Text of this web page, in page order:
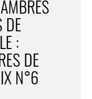
DE
:
DE
N°6